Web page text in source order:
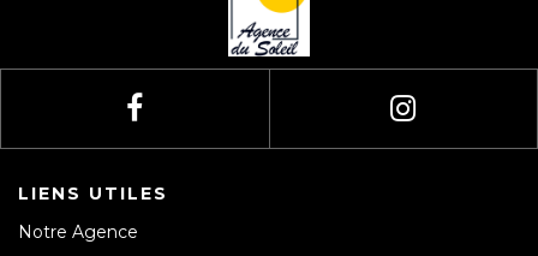
LIENS UTILES
Notre Agence